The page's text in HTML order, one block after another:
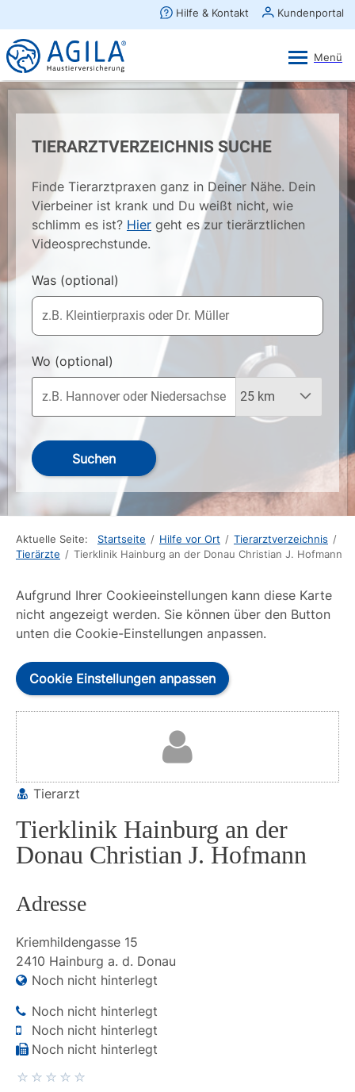
TIERARZTVERZEICHNIS SUCHE
Finde Tierarztpraxen ganz in Deiner Nähe. Dein
Vierbeiner ist krank und Du weißt nicht, wie
schlimm es ist? Hier geht es zur tierärztlichen
Videosprechstunde.
Was (optional)
Wo (optional)
Suchen
Aktuelle Seite: Startseite / Hilfe vor Ort / Tierarztverzeichnis /
Tierärzte / Tierklinik Hainburg an der Donau Christian J. Hofmann
Aufgrund Ihrer Cookieeinstellungen kann diese Karte
nicht angezeigt werden. Sie können über den Button
unten die Cookie-Einstellungen anpassen.
Cookie Einstellungen anpassen
Tierarzt
Tierklinik Hainburg an der
Donau Christian J. Hofmann
Adresse
Kriemhildengasse 15
2410 Hainburg a. d. Donau
Noch nicht hinterlegt
Noch nicht hinterlegt
Noch nicht hinterlegt
Noch nicht hinterlegt
×
AGILA Kunden-App
Gratis - Im Play Store laden
Ansehen